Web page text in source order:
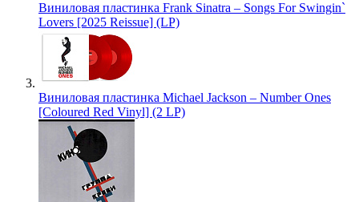
Виниловая пластинка Frank Sinatra – Songs For Swingin`
Lovers [2025 Reissue] (LP)
Виниловая пластинка Michael Jackson – Number Ones
[Coloured Red Vinyl] (2 LP)